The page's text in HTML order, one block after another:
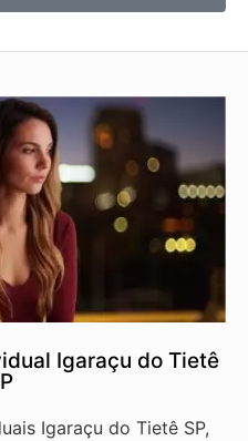
Igaraçu do Tietê
Igaraçu do Tietê SP,